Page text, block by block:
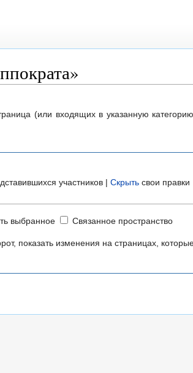
(или входящих в указанную
участников | Скрыть свои правки
выбранное Связанное пространство
показать изменения на страницах,